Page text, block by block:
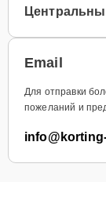
Email
Для отправки
пожеланий и